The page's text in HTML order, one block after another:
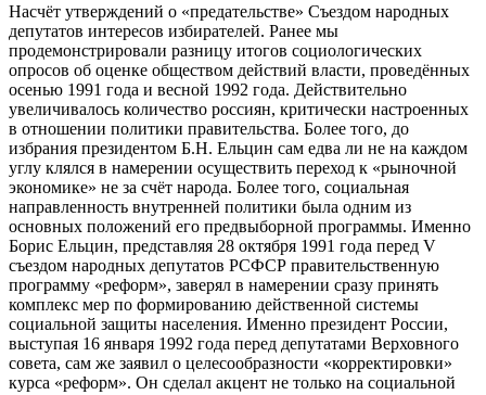
Насчёт утверждений о «предательстве» Съездом народных
депутатов интересов избирателей. Ранее мы
продемонстрировали разницу итогов социологических
опросов об оценке обществом действий власти, проведённых
осенью 1991 года и весной 1992 года. Действительно
увеличивалось количество россиян, критически настроенных
в отношении политики правительства. Более того, до
избрания президентом Б.Н. Ельцин сам едва ли не на каждом
углу клялся в намерении осуществить переход к «рыночной
экономике» не за счёт народа. Более того, социальная
направленность внутренней политики была одним из
основных положений его предвыборной программы. Именно
Борис Ельцин, представляя 28 октября 1991 года перед V
съездом народных депутатов РСФСР правительственную
программу «реформ», заверял в намерении сразу принять
комплекс мер по формированию действенной системы
социальной защиты населения. Именно президент России,
выступая 16 января 1992 года перед депутатами Верховного
совета, сам же заявил о целесообразности «корректировки»
курса «реформ». Он сделал акцент не только на социальной